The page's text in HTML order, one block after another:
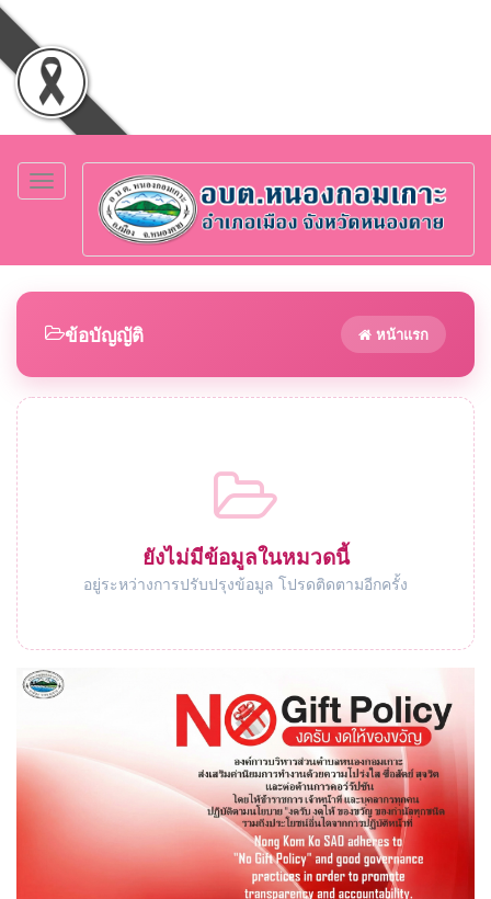
Toggle
navigation
ข้อบัญญัติ หน้าแรก
ยังไม่มีข้อมูลในหมวดนี้
อยู่ระหว่างการปรับปรุงข้อมูล โปรดติดตามอีกครั้ง